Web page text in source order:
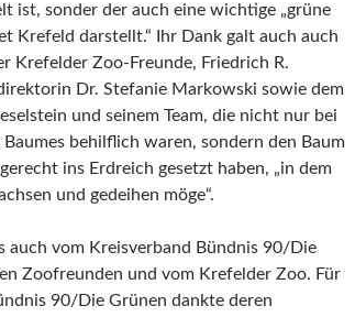
ist, sonder der auch eine wichtige „grüne
Krefeld darstellt.“ Ihr Dank galt auch auch
Krefelder Zoo-Freunde, Friedrich R.
Dr. Stefanie Markowski sowie dem
und seinem Team, die nicht nur bei
behilflich waren, sondern den Baum
ins Erdreich gesetzt haben, „in dem
und gedeihen möge“.
auch vom Kreisverband Bündnis 90/Die
Zoofreunden und vom Krefelder Zoo. Für
90/Die Grünen dankte deren